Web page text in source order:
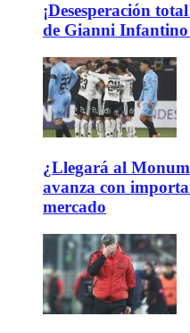
¡Desesperación
de Gianni
¿Llegará al
avanza con
mercado